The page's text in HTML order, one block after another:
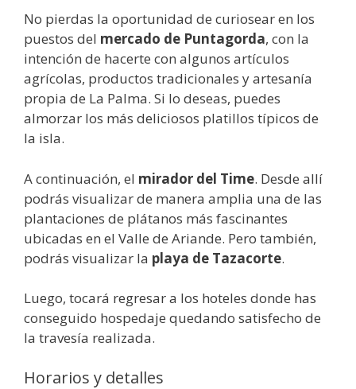
No pierdas la oportunidad de curiosear en los
puestos del mercado de Puntagorda, con la
intención de hacerte con algunos artículos
agrícolas, productos tradicionales y artesanía
propia de La Palma. Si lo deseas, puedes
almorzar los más deliciosos platillos típicos de
la isla.
A continuación, el mirador del Time. Desde allí
podrás visualizar de manera amplia una de las
plantaciones de plátanos más fascinantes
ubicadas en el Valle de Ariande. Pero también,
podrás visualizar la playa de Tazacorte.
Luego, tocará regresar a los hoteles donde has
conseguido hospedaje quedando satisfecho de
la travesía realizada.
Horarios y detalles